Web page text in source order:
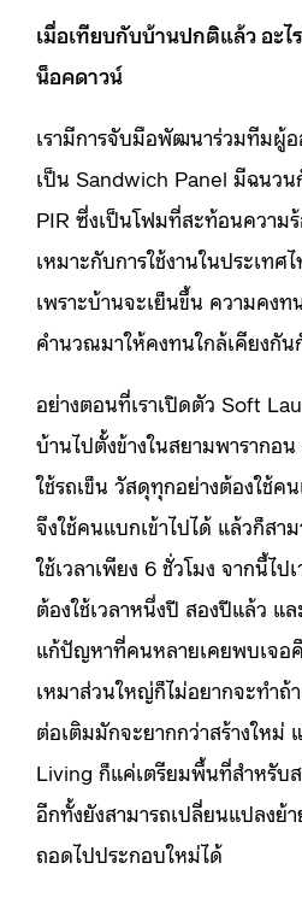
เมื่อเทียบกับบ้านปกติแล้ว อะไ
น็อคดาวน์
เรามีการจับมือพัฒนาร่วมทีมผู้
เป็น Sandwich Panel มีฉนว
PIR ซึ่งเป็นโฟมที่สะท้อนความ
เหมาะกับการใช้งานในประเท
เพราะบ้านจะเย็นขึ้น ความคง
คำนวณมาให้คงทนใกล้เคียงกั
อย่างตอนที่เราเปิดตัว Soft
บ้านไปตั้งข้างในสยามพารากอ
ใช้รถเข็น วัสดุทุกอย่างต้องใช้ค
จึงใช้คนแบกเข้าไปได้ แล้วก็สา
ใช้เวลาเพียง 6 ชั่วโมง จากนี้ไป
ต้องใช้เวลาหนึ่งปี สองปีแล้ว แ
แก้ปัญหาที่คนหลายเคยพบเจอ
เหมาส่วนใหญ่ก็ไม่อยากจะทำถ้า
ต่อเติมมักจะยากกว่าสร้างใหม่
Living ก็แค่เตรียมพื้นที่สำหรับ
อีกทั้งยังสามารถเปลี่ยนแปลงย้
ถอดไปประกอบใหม่ได้